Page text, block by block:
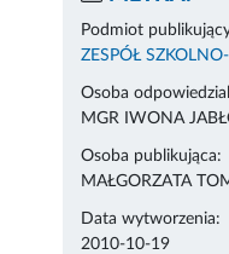
Podmiot
ZESPÓŁ
Osoba
MGR IWONA
Osoba publikująca:
MAŁGORZATA
Data wytworzenia:
2010-10-19